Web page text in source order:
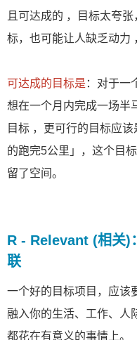
且可达成的 ，目标太夸
标，也可能让人缺乏动力
可达成的目标是 ：对于一
想在一个月内完成一场半
目标 ，更可行的目标应
的跑完5公里」，这个目
留了空间。
R - Relevant (相关)
联
一个好的目标项目，应该
融入你的生活、工作、人
都花在有意义的事情上。